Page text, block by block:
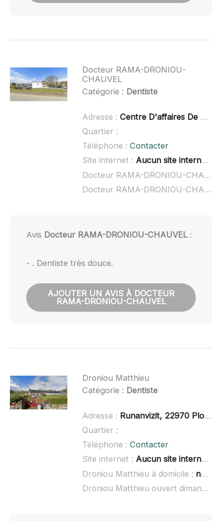
Docteur RAMA-DRONIOU-
CHAUVEL
Catégorie : Dentiste
Adresse : Centre D'affaires De Runanvizit, 22970 Ploumagoar
Quartier :
Téléphone : Contacter
Site internet : Aucun site internet connu
Docteur RAMA-DRONIOU-CHAUVEL à domicile :
Docteur RAMA-DRONIOU-CHAUVEL ouvert dimanche :
Avis Docteur RAMA-DRONIOU-CHAUVEL:
- . Dentiste très douce.
AJOUTER UN AVIS À DOCTEUR
RAMA-DRONIOU-CHAUVEL
Droniou Matthieu
Catégorie : Dentiste
Adresse : Runanvizit, 22970 Ploumagoar
Quartier :
Téléphone : Contacter
Site internet : Aucun site internet connu
Droniou Matthieu à domicile : non renseigné
Droniou Matthieu ouvert dimanche :